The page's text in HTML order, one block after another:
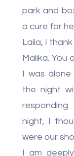
park and
a cure for
Laila, I
Malika. You
I was
the night
night, I
were our
I am